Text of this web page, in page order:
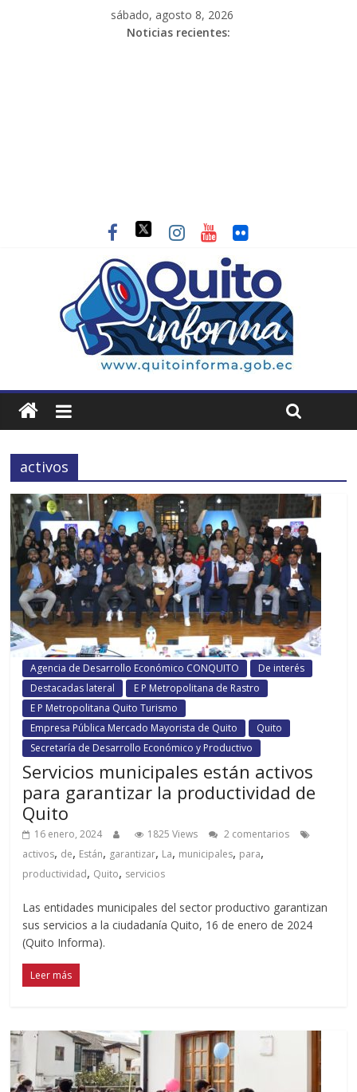
sábado, agosto 8, 2026
Noticias recientes:
activos
Agencia de Desarrollo Económico CONQUITO
De interés
Destacadas lateral
E P Metropolitana de Rastro
E P Metropolitana Quito Turismo
Empresa Pública Mercado Mayorista de Quito
Quito
Secretaría de Desarrollo Económico y Productivo
Servicios municipales están activos
para garantizar la productividad de
Quito
16 enero, 2024 1825 Views
2 comentarios
activos, de, Están, garantizar, La, municipales, para,
productividad, Quito, servicios
Las entidades municipales del sector productivo garantizan
sus servicios a la ciudadanía Quito, 16 de enero de 2024
(Quito Informa).
Leer más